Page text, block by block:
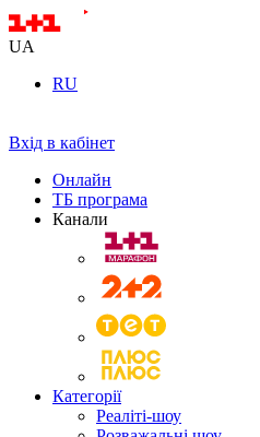
UA
RU
Вхід в кабінет
Онлайн
ТБ програма
Канали
Категорії
Реаліті-шоу